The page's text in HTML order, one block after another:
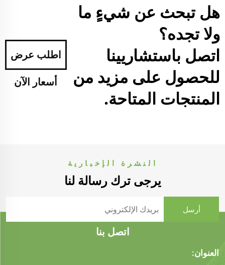
هل تبحث عن شيءٍ ما
ولا تجده؟
اتصل باستشاريينا
للحصول على مزيد من
المنتجات المتاحة.
اطلب عرض
أسعار الآن
النشرة الإخبارية
يرجى ترك رسالة لنا
اتصل بنا
العنوان: